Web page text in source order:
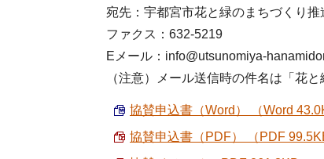
宛先：宇都宮市花と緑のまちづくり
ファクス：632-5219
Eメール：info@utsunomiya-
（注意）メール送信時の件名は「花
協賛申込書（Word） （Word
協賛申込書（PDF） （PDF